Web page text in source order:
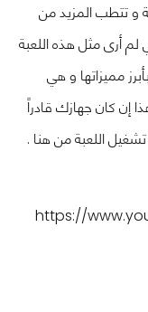
و تتطب المزيد من
لم أرى مثل هذه اللعبة
مميزاتها و هي
إن كان جهازك قادراً
اللعبة من هنا .
https://